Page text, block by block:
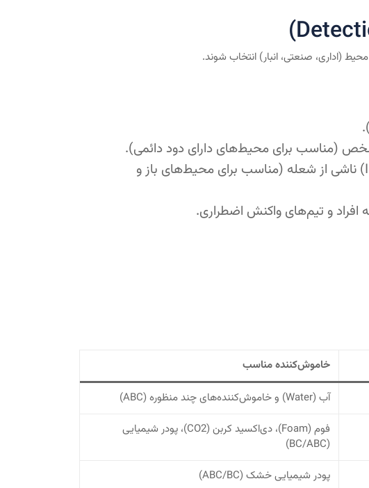
(اداری، صنعتی، انبار) انتخاب شوند.
(مناسب برای محیط‌های دارای دود دائمی).
تشخیص پرتوهای فرابنفش (UV) یا مادون قرمز (IR) ناشی از شعله (مناسب برای محیط‌های باز و
افراد و تیم‌های واکنش اضطراری.
خاموش‌کننده مناسب
آب (Water) و خاموش‌کننده‌های چند منظوره (ABC)
فوم (Foam)، دی‌اکسید کربن (CO2)، پودر شیمیایی
(BC/ABC)
پودر شیمیایی خشک (ABC/BC)